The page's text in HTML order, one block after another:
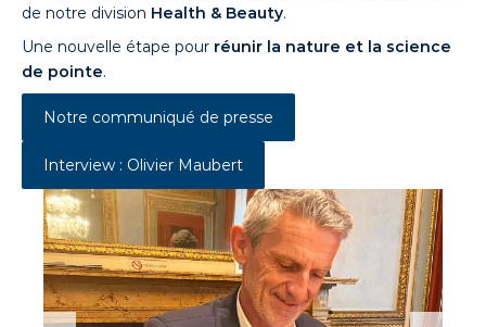
de notre division Health & Beauty.
Une nouvelle étape pour réunir la nature et la science
de pointe.
Notre communiqué de presse
Interview : Olivier Maubert